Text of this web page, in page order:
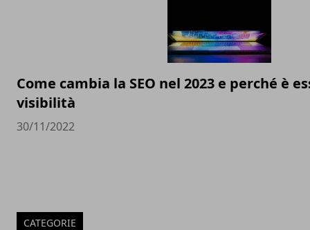
Come cambia la SEO nel 2023 e perché è
visibilità
30/11/2022
CATEGORIE